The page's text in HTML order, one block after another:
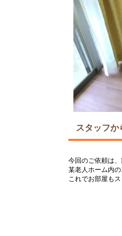
スタッフか
今回のご依頼は、
某老人ホーム内
これでお部屋もス